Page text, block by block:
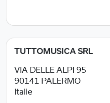
TUTTOMUSICA SRL
VIA DELLE ALPI 95
90141
PALERMO
Italie